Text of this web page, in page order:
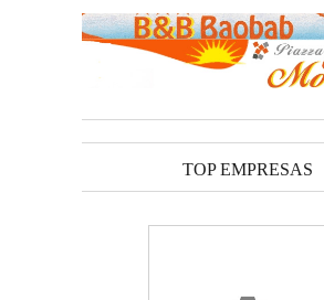
TOP EMPRESAS